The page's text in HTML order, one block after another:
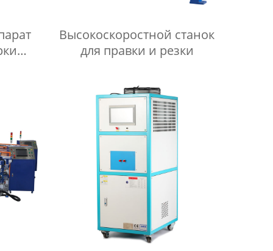
Высокоскоростной станок
для правки и резки